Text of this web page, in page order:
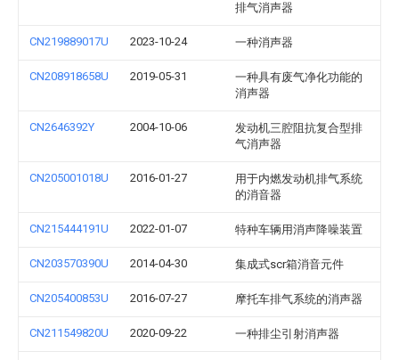
排气消声器
CN219889017U 2023-10-24 一种消声器
CN208918658U 2019-05-31
一种具有废气净化功能的
消声器
CN2646392Y 2004-10-06
发动机三腔阻抗复合型排
气消声器
CN205001018U 2016-01-27
用于内燃发动机排气系统
的消音器
CN215444191U 2022-01-07 特种车辆用消声降噪装置
CN203570390U 2014-04-30 集成式scr箱消音元件
CN205400853U 2016-07-27 摩托车排气系统的消声器
CN211549820U 2020-09-22 一种排尘引射消声器